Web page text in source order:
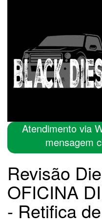
Atendimento via
mensagem
Revisão
OFICINA
- Retifica